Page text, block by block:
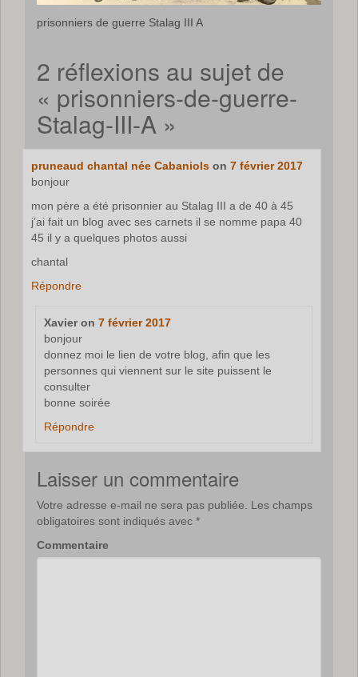
prisonniers de guerre Stalag III A
2 réflexions au sujet de
« prisonniers-de-guerre-
Stalag-III-A »
pruneaud chantal née Cabaniols on7 février 2017
bonjour
mon père a été prisonnier au Stalag III a de 40 à 45
j’ai fait un blog avec ses carnets il se nomme papa 40
45 il y a quelques photos aussi
chantal
Répondre
Xavieron 7 février 2017
bonjour
donnez moi le lien de votre blog, afin que les
personnes qui viennent sur le site puissent le
consulter
bonne soirée
Répondre
Laisser un commentaire
Votre adresse e-mail ne sera pas publiée.
Les champs
obligatoires sont indiqués avec *
Commentaire